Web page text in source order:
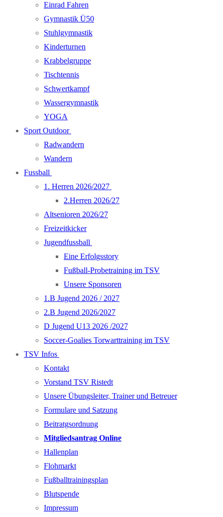
Einrad Fahren
Gymnastik Ü50
Stuhlgymnastik
Kinderturnen
Krabbelgruppe
Tischtennis
Schwertkampf
Wassergymnastik
YOGA
Sport Outdoor
Radwandern
Wandern
Fussball
1. Herren 2026/2027
2.Herren 2026/27
Altsenioren 2026/27
Freizeitkicker
Jugendfussball
Eine Erfolgsstory
Fußball-Probetraining im TSV
Unsere Sponsoren
1.B Jugend 2026 / 2027
2.B Jugend 2026/2027
D Jugend U13 2026 /2027
Soccer-Goalies Torwarttraining im TSV
TSV Infos
Kontakt
Vorstand TSV Ristedt
Unsere Übungsleiter, Trainer und Betreuer
Formulare und Satzung
Beitratgsordnung
Mitgliedsantrag Online
Hallenplan
Flohmarkt
Fußballtrainingsplan
Blutspende
Impressum